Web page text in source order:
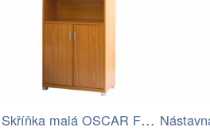
Skříňka malá OSCAR FP-C 03 Tempo Kondela